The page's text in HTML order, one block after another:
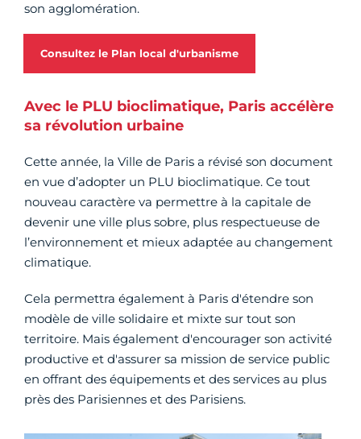
son agglomération.
Consultez le Plan local d'urbanisme
Avec le PLU bioclimatique, Paris accélère
sa révolution urbaine
Cette année, la Ville de Paris a révisé son document
en vue d’adopter un PLU bioclimatique. Ce tout
nouveau caractère va permettre à la capitale de
devenir une ville plus sobre, plus respectueuse de
l’environnement et mieux adaptée au changement
climatique.
Cela permettra également à Paris d'étendre son
modèle de ville solidaire et mixte sur tout son
territoire. Mais également d'encourager son activité
productive et d'assurer sa mission de service public
en offrant des équipements et des services au plus
près des Parisiennes et des Parisiens.